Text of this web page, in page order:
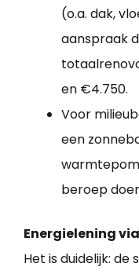
(o.a. dak,
aanspraak
en €4.750.
Voor
een
beroep
Energielening
Het is duidelijk: